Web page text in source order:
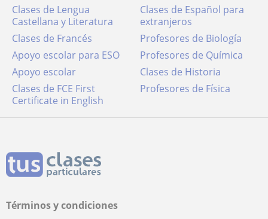
Clases de Lengua
Castellana y Literatura
Clases de Español para
extranjeros
Clases de Francés
Profesores de Biología
Apoyo escolar para ESO
Profesores de Química
Apoyo escolar
Clases de Historia
Clases de FCE First
Certificate in English
Profesores de Física
Términos y condiciones